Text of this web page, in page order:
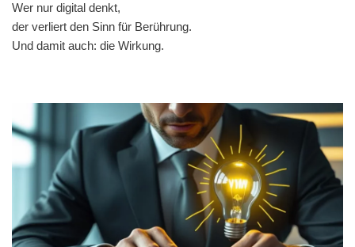
Wer nur digital denkt,
der verliert den Sinn für Berührung.
Und damit auch: die Wirkung.